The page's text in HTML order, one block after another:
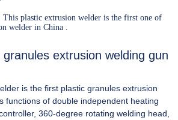
This plastic extrusion welder is the first one of
welder in China .
extrusion welding gun
is the first plastic granules extrusion
functions of double independent heating
360-degree rotating welding head,